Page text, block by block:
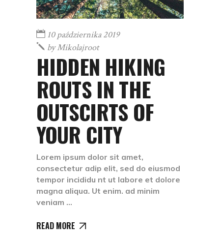
10 października 2019
byMikolajroot
HIDDEN HIKING
ROUTS IN THE
OUTSCIRTS OF
YOUR CITY
Lorem ipsum dolor sit amet,
consectetur adip elit, sed do eiusmod
tempor incididu nt ut labore et dolore
magna aliqua. Ut enim. ad minim
veniam
READ MORE